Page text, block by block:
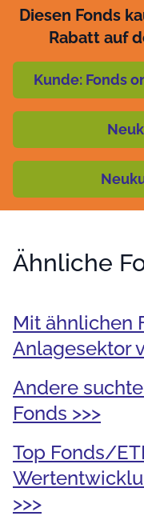
Diesen Fonds
Rabatt auf
Kunde: Fonds
Ähnliche
Mit ähnlichen
Anlagesektor
Andere
Fonds >>>
Top Fonds/
>>>